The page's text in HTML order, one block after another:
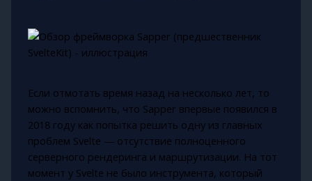
Если отмотать время назад на несколько лет, то
можно вспомнить, что Sapper впервые появился в
2018 году как попытка решить одну из главных
проблем Svelte — отсутствие полноценного
серверного рендеринга и маршрутизации. На тот
момент у Svelte не было инструмента, который